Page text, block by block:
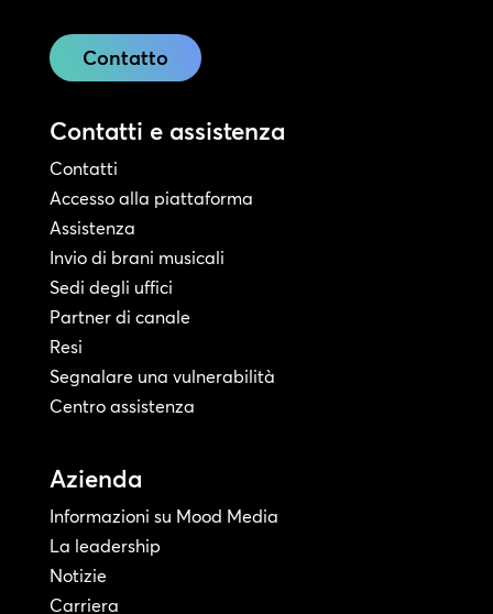
Contatto
Contatti e assistenza
Contatti
Accesso alla piattaforma
Assistenza
Invio di brani musicali
Sedi degli uffici
Partner di canale
Resi
Segnalare una vulnerabilità
Centro assistenza
Azienda
Informazioni su Mood Media
La leadership
Notizie
Carriera